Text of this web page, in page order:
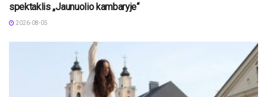
spektaklis „Jaunuolio kambaryje“
2026-08-05